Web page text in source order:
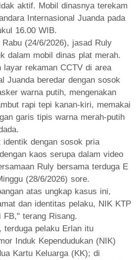
aktif. Mobil dinasnya terekam
Internasional Juanda pada
16.00 WIB.
(24/6/2026), jasad Ruly
dalam mobil dinas plat merah.
layar rekaman CCTV di area
Juanda beredar dengan sosok
warna putih, mengenakan
rapi tepi kanan-kiri, memakai
garis tipis warna merah-putih
dengan sosok pria
kaos serupa dalam video
Ruly bersama terduga E
(28/6/2026) sore.
atas ungkap kasus ini,
dan identitas pelaku, NIK KTP
FB," terang Risang.
terduga pelaku Erlan itu
Induk Kependudukan (NIK)
Kartu Keluarga (KK); di